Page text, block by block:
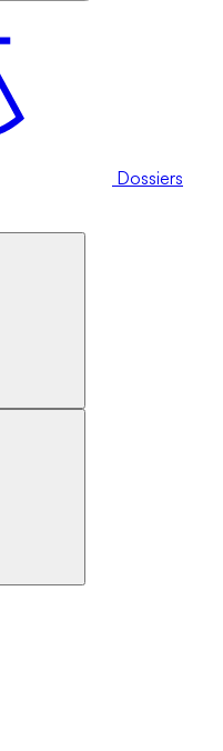
Dossiers